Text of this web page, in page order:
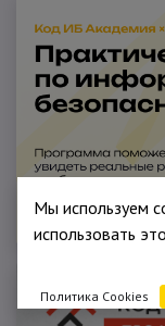
Мы используем
использовать
Политика Cookies